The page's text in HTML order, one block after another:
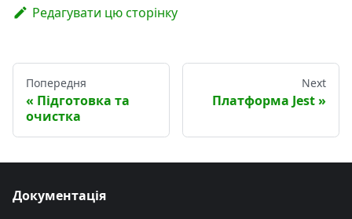
Редагувати цю сторінку
Попередня
Підготовка та
очистка
Next
Платформа Jest
Документація